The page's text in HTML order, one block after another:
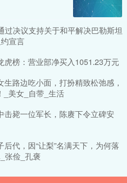
过决议支持关于和平解决巴勒斯坦
宣言
虎榜：营业部净买入1051.23万元
路边吃小面，打扮精致松弛感，
_美女_自带_生活
击毙一位军长，陈赓下令立碑安
代，因“让梨”名满天下，为何落
张俭_孔褒